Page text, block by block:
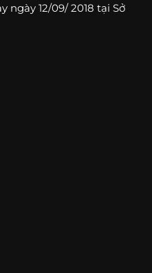
ngày 12/09/ 2018 tại Sở